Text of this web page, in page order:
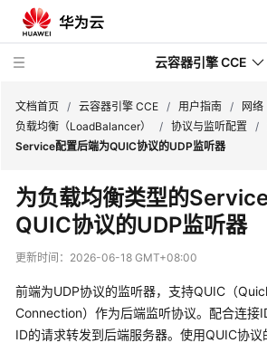
云容器引擎 CCE
最
新
动
服
务
文档首页 / 云容器引擎 CCE / 用户指南 / 网络
负载均衡（LoadBalancer）
/ 协议与监听配置 /
Service配置后端为QUIC协议的UDP监听器
为负载均衡类型的
QUIC协议的UDP监听器
更新时间： 2026-06-18 GMT+08:00
前端为UDP协议的监听器，支持QUIC（
Connection）作为后端监听协议。配合连接
ID的请求转发到后端服务器。使用QUIC协议